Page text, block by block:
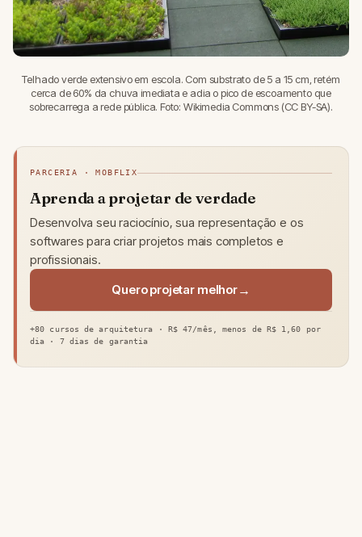
Telhado verde extensivo em escola. Com substrato de 5 a 15 cm, retém
cerca de 60% da chuva imediata e adia o pico de escoamento que
sobrecarrega a rede pública. Foto: Wikimedia Commons (CC BY-SA).
PARCERIA · MOBFLIX
Aprenda a projetar de verdade
Desenvolva seu raciocínio, sua representação e os
softwares para criar projetos mais completos e
profissionais.
Quero projetar melhor
+80 cursos de arquitetura · R$ 47/mês, menos de R$ 1,60 por
dia · 7 dias de garantia